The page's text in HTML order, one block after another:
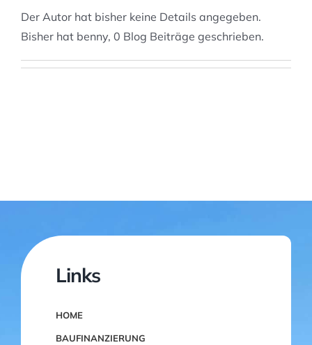
Der Autor hat bisher keine Details angegeben.
Bisher hat benny, 0 Blog Beiträge geschrieben.
Links
HOME
BAUFINANZIERUNG